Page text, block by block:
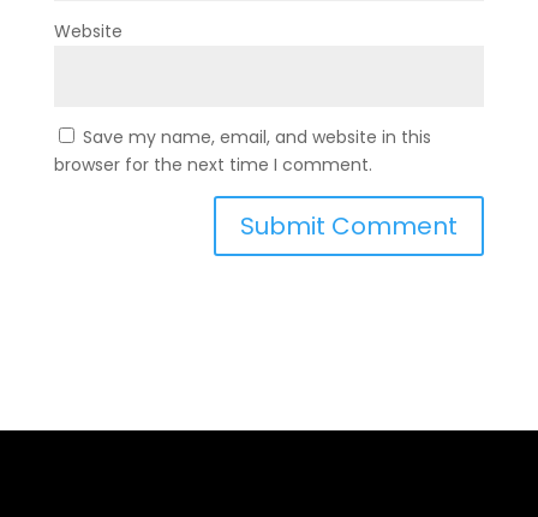
Website
Save my name, email, and website in this
browser for the next time I comment.